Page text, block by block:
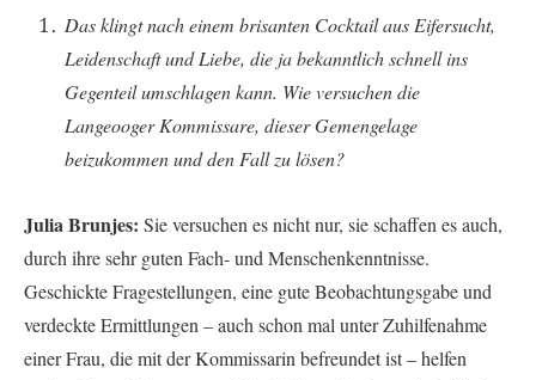
Das klingt nach einem brisanten Cocktail aus Eifersucht,
Leidenschaft und Liebe, die ja bekanntlich schnell ins
Gegenteil umschlagen kann. Wie versuchen die
Langeooger Kommissare, dieser Gemengelage
beizukommen und den Fall zu lösen?
Julia Brunjes: Sie versuchen es nicht nur, sie schaffen es auch,
durch ihre sehr guten Fach- und Menschenkenntnisse.
Geschickte Fragestellungen, eine gute Beobachtungsgabe und
verdeckte Ermittlungen – auch schon mal unter Zuhilfenahme
einer Frau, die mit der Kommissarin befreundet ist – helfen